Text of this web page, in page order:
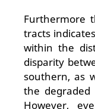
Furthermore
tracts
within the
disparity
southern, as
the
However,